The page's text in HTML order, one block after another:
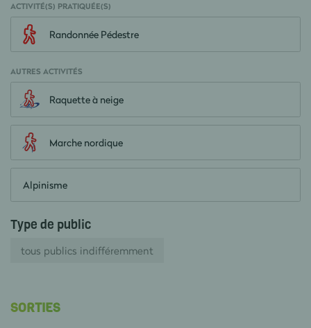
ACTIVITÉ(S) PRATIQUÉE(S)
Randonnée Pédestre
AUTRES ACTIVITÉS
Raquette à neige
Marche nordique
Alpinisme
Type de public
tous publics indifféremment
SORTIES